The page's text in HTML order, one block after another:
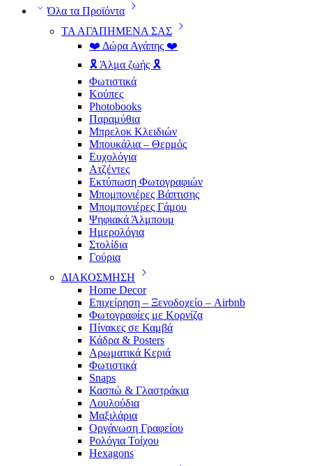
Όλα τα Προϊόντα
ΤΑ ΑΓΑΠΗΜΕΝΑ ΣΑΣ
❤️ Δώρα Αγάπης ❤️
🎗️ Άλμα ζωής 🎗️
Φωτιστικά
Κούπες
Photobooks
Παραμύθια
Μπρελοκ Κλειδιών
Μπουκάλια – Θερμός
Ευχολόγια
Ατζέντες
Εκτύπωση Φωτογραφιών
Μπομπονιέρες Βάπτισης
Μπομπονιέρες Γάμου
Ψηφιακά Άλμπουμ
Ημερολόγια
Στολίδια
Γούρια
ΔΙΑΚΟΣΜΗΣΗ
Home Decor
Επιχείρηση – Ξενοδοχείο – Airbnb
Φωτογραφίες με Κορνίζα
Πίνακες σε Καμβά
Κάδρα & Posters
Αρωματικά Κεριά
Φωτιστικά
Snaps
Κασπώ & Γλαστράκια
Λουλούδια
Μαξιλάρια
Οργάνωση Γραφείου
Ρολόγια Τοίχου
Hexagons